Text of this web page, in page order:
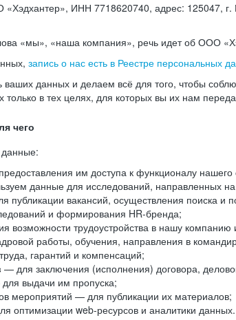
ИНН 7718620740, адрес: 125047, г.
«мы», «наша компания», речь идет об ООО
запись о нас есть в Реестре персональных
данных и делаем всё для того, чтобы
только в тех целях, для которых вы их нам
чего
им доступа к функционалу нашего
данные для исследований, направленных
публикации вакансий, осуществления поиска и
и формирования HR-бренда;
возможности трудоустройства в нашу компанию
работы, обучения, направления в
гарантий и компенсаций;
— для заключения (исполнения) договора,
выдачи им пропуска;
мероприятий — для публикации их материалов;
оптимизации web-ресурсов и аналитики данных.